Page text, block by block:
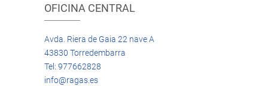
OFICINA CENTRAL
Avda. Riera de Gaia 22 nave A
43830 Torredembarra
Tel: 977662828
info@ragas.es